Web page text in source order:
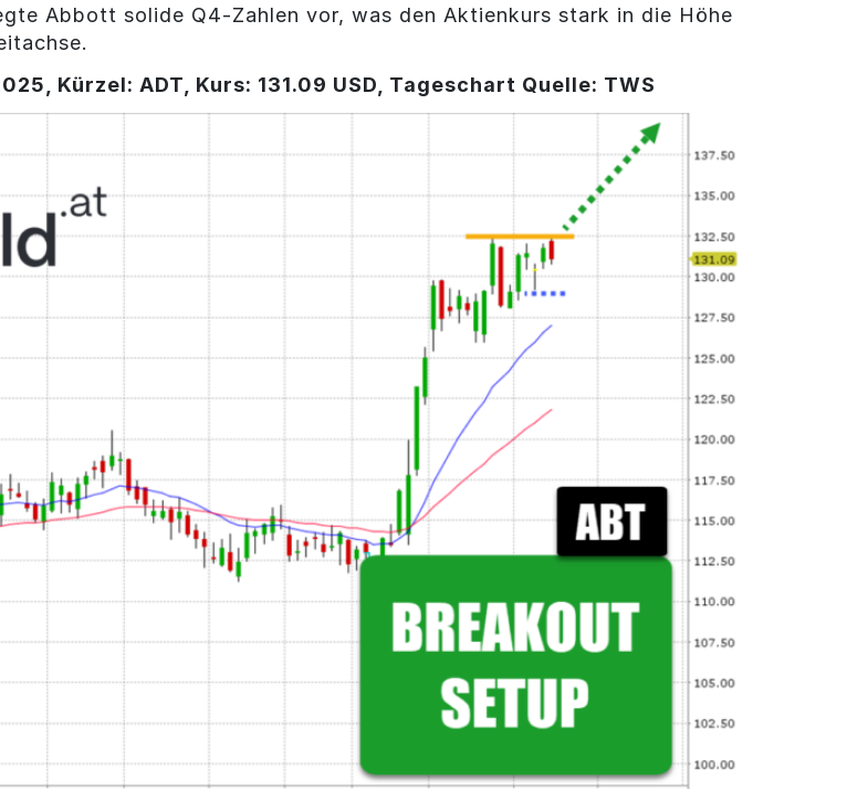
Abbott solide Q4-Zahlen vor, was den Aktienkurs stark in die Höhe
Kürzel: ADT, Kurs: 131.09 USD, Tageschart Quelle: TWS